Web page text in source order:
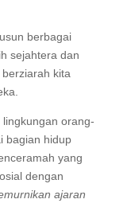
berbagai
sejahtera dan
kita
orang-
bagian hidup
yang
dengan
ajaran